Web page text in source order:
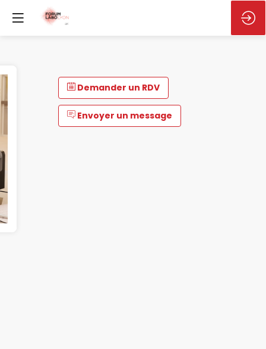
Demander un RDV
Envoyer un message